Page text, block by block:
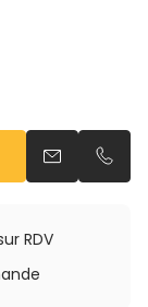
Envoyer un
RDV